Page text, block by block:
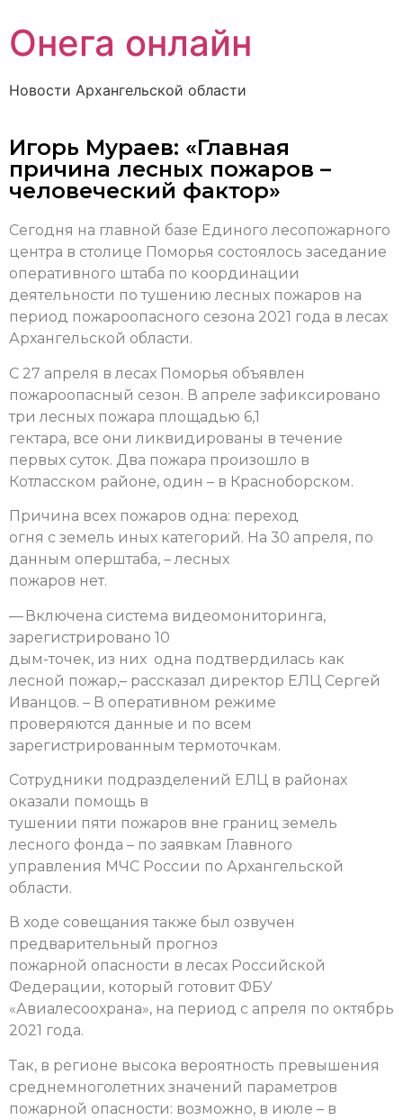
Онега онлайн
Новости Архангельской области
Игорь Мураев: «Главная
причина лесных пожаров –
человеческий фактор»
Сегодня на главной базе Единого лесопожарного
центра в столице Поморья состоялось заседание
оперативного штаба по координации
деятельности по тушению лесных пожаров на
период пожароопасного сезона 2021 года в лесах
Архангельской области.
С 27 апреля в лесах Поморья объявлен
пожароопасный сезон. В апреле зафиксировано
три лесных пожара площадью 6,1
гектара, все они ликвидированы в течение
первых суток. Два пожара произошло в
Котласском районе, один – в Красноборском.
Причина всех пожаров одна: переход
огня с земель иных категорий. На 30 апреля, по
данным оперштаба, – лесных
пожаров нет.
— Включена система видеомониторинга,
зарегистрировано 10
дым-точек, из них одна подтвердилась как
лесной пожар,– рассказал директор ЕЛЦ Сергей
Иванцов. – В оперативном режиме
проверяются данные и по всем
зарегистрированным термоточкам.
Сотрудники подразделений ЕЛЦ в районах
оказали помощь в
тушении пяти пожаров вне границ земель
лесного фонда – по заявкам Главного
управления МЧС России по Архангельской
области.
В ходе совещания также был озвучен
предварительный прогноз
пожарной опасности в лесах Российской
Федерации, который готовит ФБУ
«Авиалесоохрана», на период с апреля по октябрь
2021 года.
Так, в регионе высока вероятность превышения
среднемноголетних значений параметров
пожарной опасности: возможно, в июле – в